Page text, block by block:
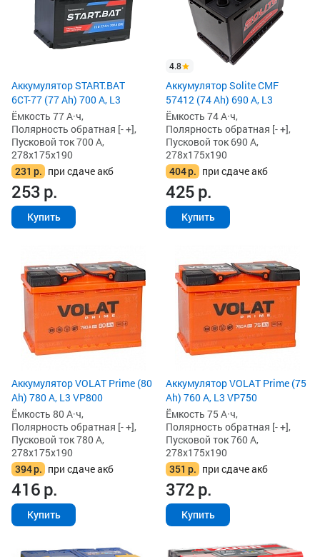
Аккумулятор START.BAT
6СТ-77 (77 Ah) 700 А, L3
Ёмкость 77 А·ч,
Полярность обратная [- +],
Пусковой ток 700 А,
278x175x190
231 р. при сдаче акб
253р.
Купить
4.8
Аккумулятор Solite CMF
57412 (74 Ah) 690 А, L3
Ёмкость 74 А·ч,
Полярность обратная [- +],
Пусковой ток 690 А,
278x175x190
404р. при сдаче акб
425р.
Купить
Аккумулятор VOLAT Prime (80
Ah) 780 А, L3 VP800
Ёмкость 80 А·ч,
Полярность обратная [- +],
Пусковой ток 780 А,
278x175x190
394р. при сдаче акб
416р.
Купить
Аккумулятор VOLAT Prime (75
Ah) 760 А, L3 VP750
Ёмкость 75 А·ч,
Полярность обратная [- +],
Пусковой ток 760 А,
278x175x190
351 р. при сдаче акб
372р.
Купить